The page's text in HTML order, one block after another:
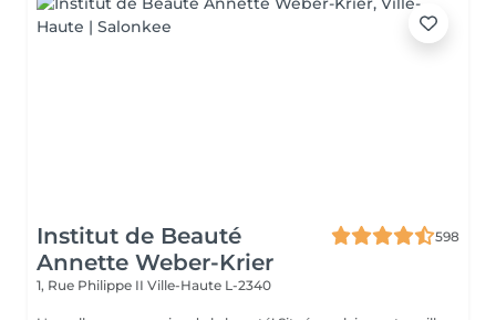
Institut de Beauté
Annette Weber-Krier
598
1, Rue Philippe II Ville-Haute L-2340